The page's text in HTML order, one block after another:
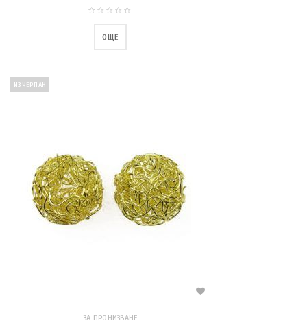
ОЩЕ
ИЗЧЕРПАН
ЗА ПРОНИЗВАНЕ